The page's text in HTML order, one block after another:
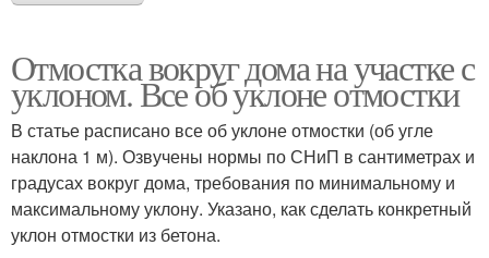
Отмостка вокруг дома на участке с
уклоном. Все об уклоне отмостки
В статье расписано все об уклоне отмостки (об угле
наклона 1 м). Озвучены нормы по СНиП в сантиметрах и
градусах вокруг дома, требования по минимальному и
максимальному уклону. Указано, как сделать конкретный
уклон отмостки из бетона.